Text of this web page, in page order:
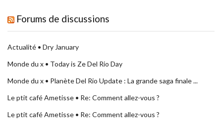
Forums de discussions
Actualité • Dry January
Monde du x • Today is Ze Del Rio Day
Monde du x • Planète Del Rio Update : La grande saga finale ...
Le ptit café Ametisse • Re: Comment allez-vous ?
Le ptit café Ametisse • Re: Comment allez-vous ?